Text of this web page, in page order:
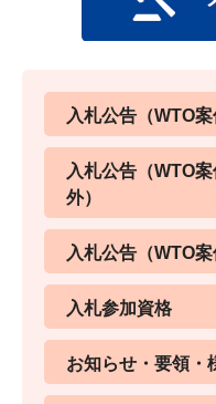
入札公告（WTO案
入札公告（WTO
外）
入札公告（WTO
入札参加資格
お知らせ・要領・